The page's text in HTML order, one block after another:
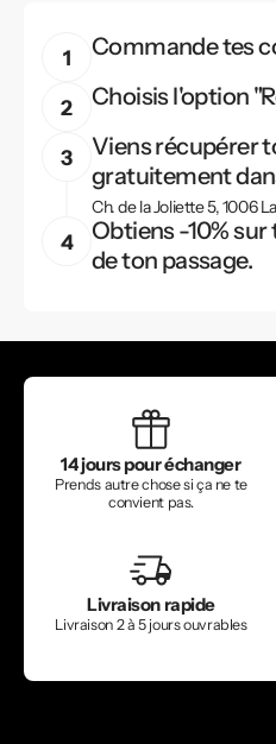
Commande tes
Choisis l'option
Viens récupérer
gratuitement
Ch. de la Joliette 5, 1006
Obtiens -10%
de ton passage.
14 jours pour échanger
Prends autre chose si ça ne te
convient pas.
Livraison rapide
Livraison 2 à 5 jours ouvrables